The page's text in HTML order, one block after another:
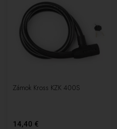
Zámok Kross KZK 400S
14,40 €